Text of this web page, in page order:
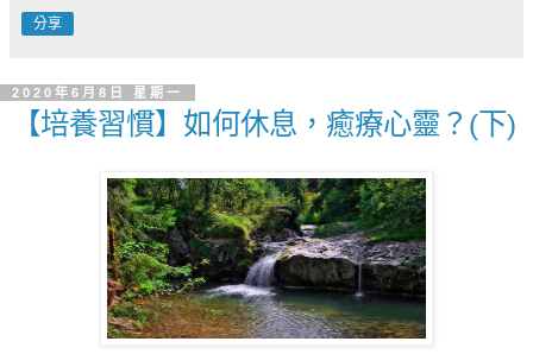
分享
2020年6月8日 星期一
【培養習慣】如何休息，癒療心靈？(下)